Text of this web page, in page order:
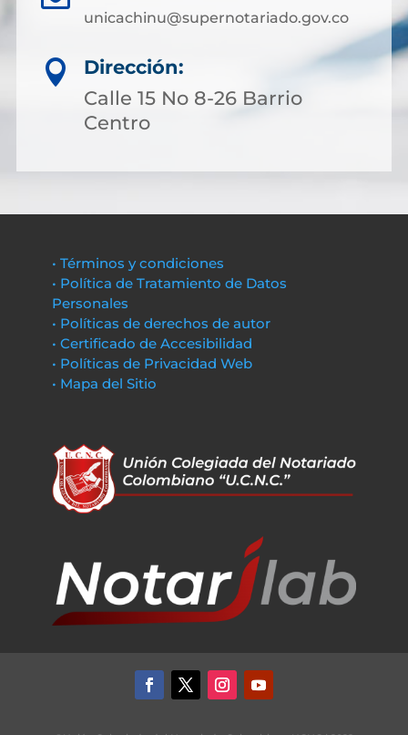
unicachinu@supernotariado.gov.co

Dirección:
Calle 15 No 8-26 Barrio
Centro
• Términos y condiciones
• Política de Tratamiento de Datos
Personales
• Políticas de derechos de autor
• Certificado de Accesibilidad
• Políticas de Privacidad Web
• Mapa del Sitio